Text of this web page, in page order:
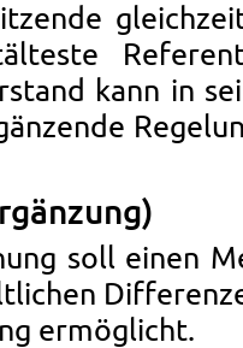
kann in
soll einen
ermöglicht.